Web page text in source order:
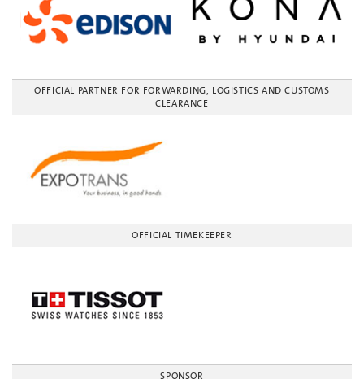
OFFICIAL PARTNER FOR FORWARDING, LOGISTICS AND CUSTOMS
CLEARANCE
OFFICIAL TIMEKEEPER
SPONSOR